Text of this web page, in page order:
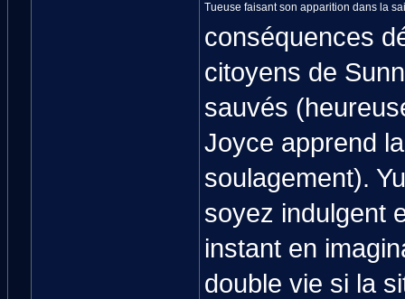
Tueuse faisant son apparition dans la
conséquences
citoyens de
sauvés
Joyce apprend
soulagement).
soyez indulgent
instant en
double vie si la